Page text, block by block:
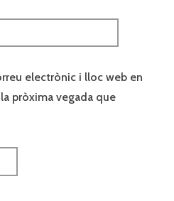
electrònic i lloc web en
pròxima vegada que